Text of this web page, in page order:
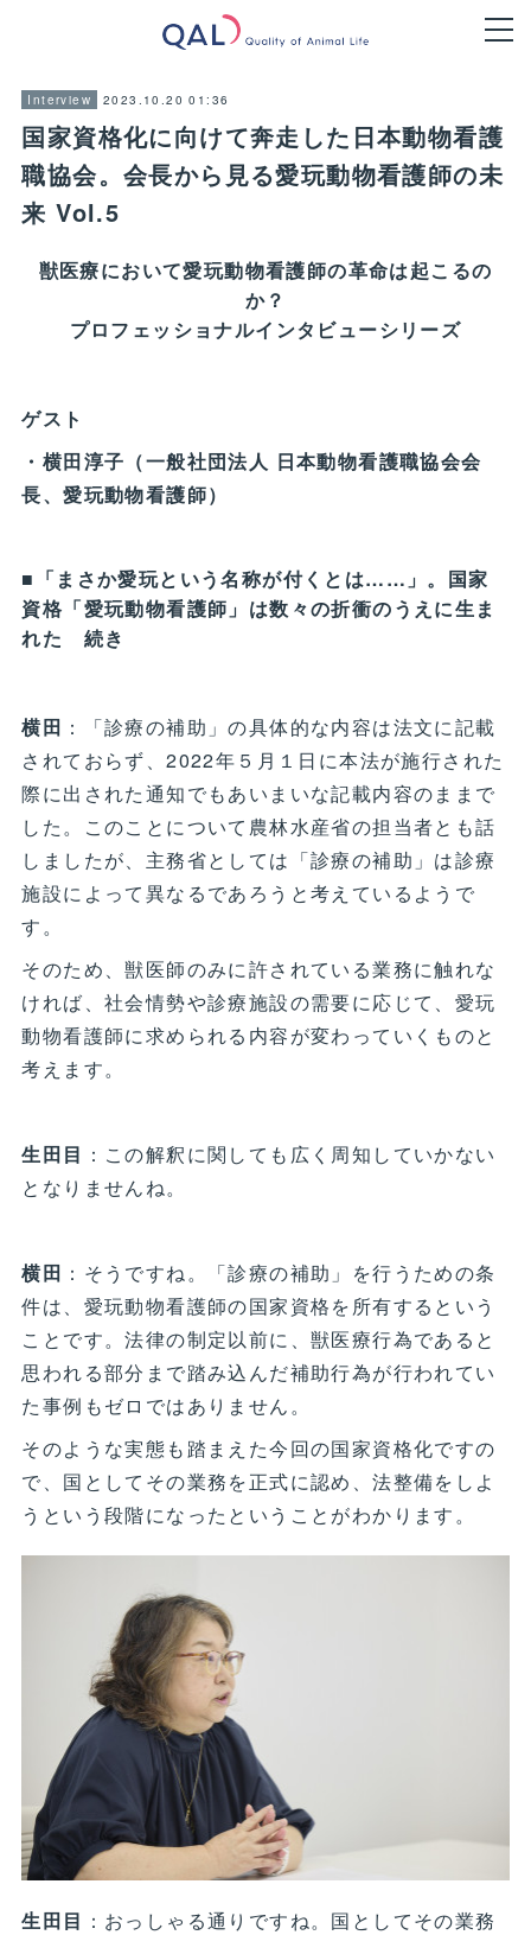
Interview 2023.10.20 01:36
国家資格化に向けて奔走した日本動物看護
職協会。会長から見る愛玩動物看護師の未
来 Vol.5
獣医療において愛玩動物看護師の革命は起こるの
か？
プロフェッショナルインタビューシリーズ
ゲスト
・横田淳子（一般社団法人 日本動物看護職協会会
長、愛玩動物看護師）
■「まさか愛玩という名称が付くとは……」。国家
資格「愛玩動物看護師」は数々の折衝のうえに生ま
れた 続き
横田 ：「診療の補助」の具体的な内容は法文に記載
されておらず、2022年５月１日に本法が施行された
際に出された通知でもあいまいな記載内容のままで
した。このことについて農林水産省の担当者とも話
しましたが、主務省としては「診療の補助」は診療
施設によって異なるであろうと考えているようで
す。
そのため、獣医師のみに許されている業務に触れな
ければ、社会情勢や診療施設の需要に応じて、愛玩
動物看護師に求められる内容が変わっていくものと
考えます。
生田目 ：この解釈に関しても広く周知していかない
となりませんね。
横田 ：そうですね。「診療の補助」を行うための条
件は、愛玩動物看護師の国家資格を所有するという
ことです。法律の制定以前に、獣医療行為であると
思われる部分まで踏み込んだ補助行為が行われてい
た事例もゼロではありません。
そのような実態も踏まえた今回の国家資格化ですの
で、国としてその業務を正式に認め、法整備をしよ
うという段階になったということがわかります。
生田目 ：おっしゃる通りですね。国としてその業務